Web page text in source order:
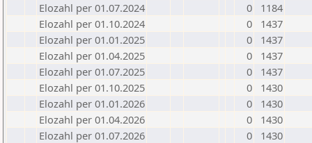
Elozahl per 01.07.2024
0
1184
Elozahl per 01.10.2024
0
1437
Elozahl per 01.01.2025
0
1437
Elozahl per 01.04.2025
0
1437
Elozahl per 01.07.2025
0
1437
Elozahl per 01.10.2025
0
1430
Elozahl per 01.01.2026
0
1430
Elozahl per 01.04.2026
0
1430
Elozahl per 01.07.2026
0
1430